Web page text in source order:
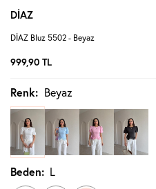
DİAZ
DİAZ Bluz 5502 - Beyaz
999,90 TL
Renk: Beyaz
Beden: L